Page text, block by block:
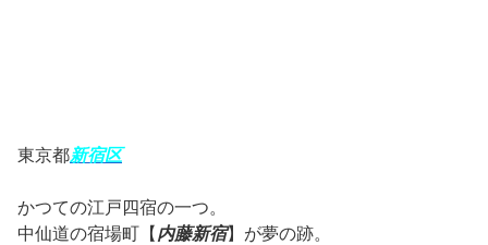
東京都新宿区
かつての江戸四宿の一つ。
中仙道の宿場町【 内藤新宿】が夢の跡。